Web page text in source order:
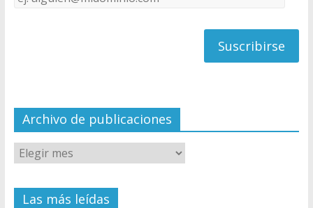
C
el
de
Archivo de publicaciones
Las más leídas